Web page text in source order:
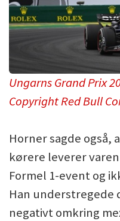
Ungarns Grand Prix
Copyright Red Bull
Horner sagde også,
kørere leverer
Formel 1-event og
Han understregede
negativt omkring